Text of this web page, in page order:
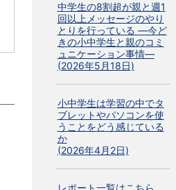
中学生の8割超が親と週1
回以上メッセージのやり
とりを行っている ―今ど
きの小中学生と親のコミ
ュニケーション事情―
(2026年5月18日)
小中学生は学習の中でタ
ブレットやパソコンを使
うことをどう感じている
か
(2026年4月2日)
レポート一覧はこちら